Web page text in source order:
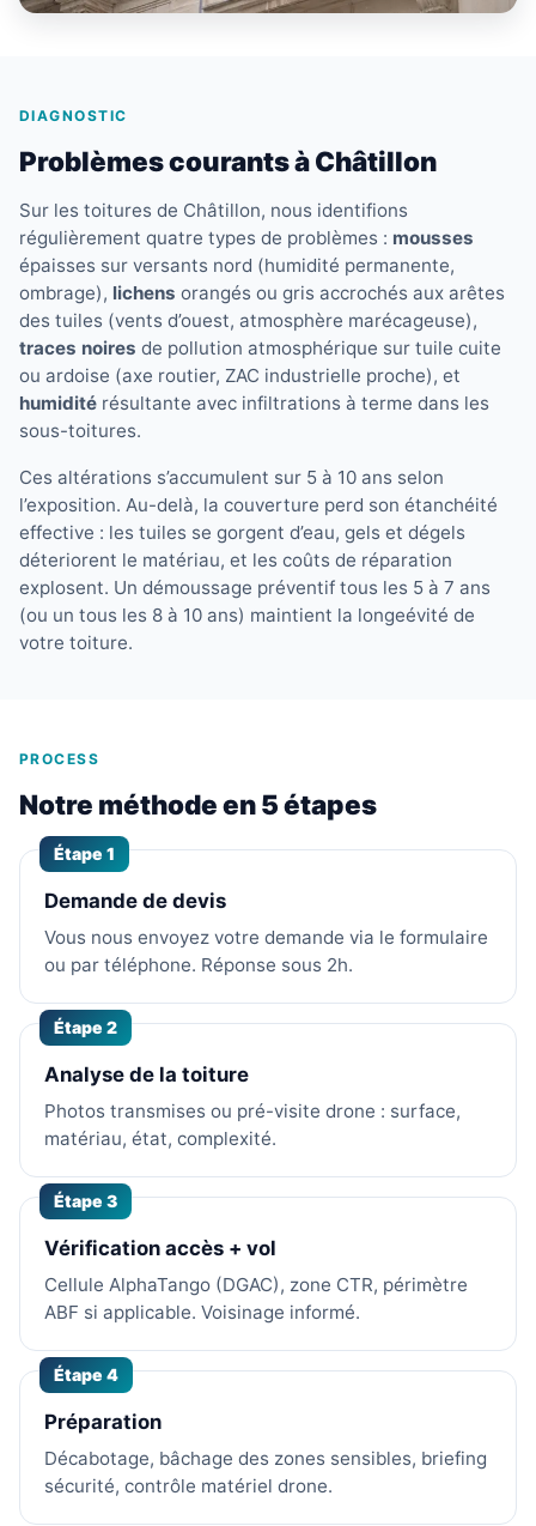
DIAGNOSTIC
Problèmes courants à Châtillon
Sur les toitures de Châtillon, nous identifions
régulièrement quatre types de problèmes : mousses
épaisses sur versants nord (humidité permanente,
ombrage), lichens orangés ou gris accrochés aux arêtes
des tuiles (vents d’ouest, atmosphère marécageuse),
traces noires de pollution atmosphérique sur tuile cuite
ou ardoise (axe routier, ZAC industrielle proche), et
humidité résultante avec infiltrations à terme dans les
sous-toitures.
Ces altérations s’accumulent sur 5 à 10 ans selon
l’exposition. Au-delà, la couverture perd son étanchéité
effective : les tuiles se gorgent d’eau, gels et dégels
déteriorent le matériau, et les coûts de réparation
explosent. Un démoussage préventif tous les 5 à 7 ans
(ou un tous les 8 à 10 ans) maintient la longeévité de
votre toiture.
PROCESS
Notre méthode en 5 étapes
Étape 1
Demande de devis
Vous nous envoyez votre demande via le formulaire
ou par téléphone. Réponse sous 2h.
Étape 2
Analyse de la toiture
Photos transmises ou pré-visite drone : surface,
matériau, état, complexité.
Étape 3
Vérification accès + vol
Cellule AlphaTango (DGAC), zone CTR, périmètre
ABF si applicable. Voisinage informé.
Étape 4
Préparation
Décabotage, bâchage des zones sensibles, briefing
sécurité, contrôle matériel drone.